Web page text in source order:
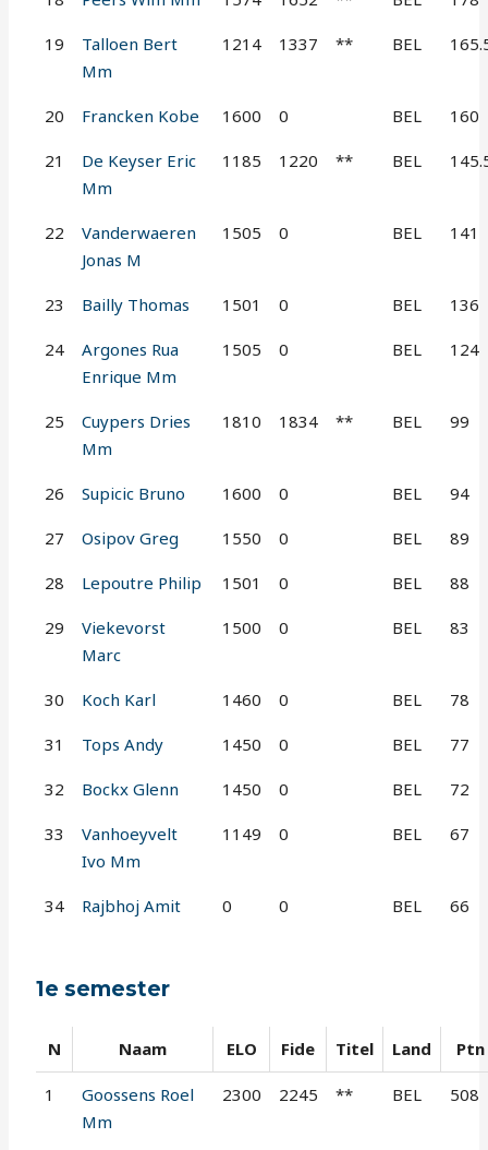
19
Talloen Bert
Mm
1214 1337 ** BEL
20 Francken Kobe 1600 0 BEL 160
21
De Keyser Eric
Mm
1185 1220 ** BEL
22
Vanderwaeren
Jonas M
1505 0 BEL 141
23 Bailly Thomas 1501 0 BEL 136
24
Argones Rua
Enrique Mm
1505 0 BEL 124
25
Cuypers Dries
Mm
1810 1834 ** BEL 99
26 Supicic Bruno 1600 0 BEL 94
27 Osipov Greg 1550 0 BEL 89
28 Lepoutre Philip 1501 0 BEL 88
29
Viekevorst
Marc
1500 0 BEL 83
30 Koch Karl 1460 0 BEL 78
31 Tops Andy 1450 0 BEL 77
32 Bockx Glenn 1450 0 BEL 72
33
Vanhoeyvelt
Ivo Mm
1149 0 BEL 67
34 Rajbhoj Amit 0 0 BEL 66
1e semester
N Naam ELO Fide Titel Land Ptn
1
Goossens Roel
Mm
2300 2245 ** BEL 508